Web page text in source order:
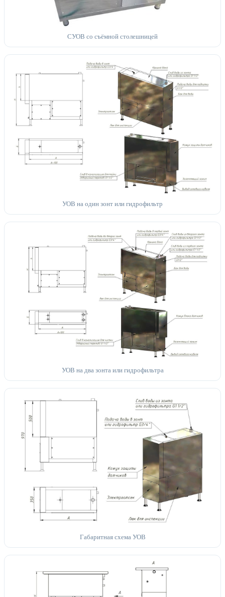
СУОВ со съёмной столешницей
УОВ на один зонт или гидрофильтр
УОВ на два зонта или гидрофильтра
Габаритная схема УОВ